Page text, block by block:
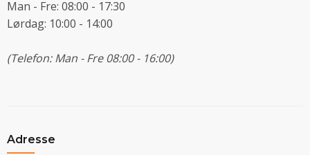
Man - Fre: 08:00 - 17:30
Lørdag: 10:00 - 14:00
(Telefon: Man - Fre 08:00 - 16:00)
Adresse